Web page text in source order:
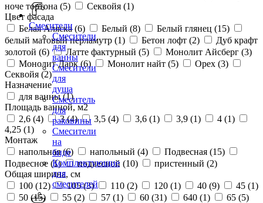
Смесители
Смесители
для
ванны
Смесители
для
душа
Смеситель
для
раковины
Смесители
на
биде
Комплектующие
для
смесителей
ноче тортона (5) Секвойя (1)
Цвет фасада
Белая Аляска (6) Белый (8) Белый глянец (15)
белый матовый перламутр (1) Бетон лофт (2)
Дуб крафт
золотой (6) Латте фактурный (5) Монолит Айсберг (3)
Монолит Дарк (6) Монолит найт (5) Орех (3)
Секвойя (2)
Назначение
для ванны (1)
Площадь ванной, м2
2,6 (4) 3 (4) 3,5 (4) 3,6 (1) 3,9 (1) 4 (1)
4,25 (1)
Монтаж
напольная (6) напольный (4) Подвесная (15)
Подвесное (1) подвесной (10) пристенный (2)
Общая ширина, см
100 (12) 105 (3) 110 (2) 120 (1) 40 (9) 45 (1)
50 (15) 55 (2) 57 (1) 60 (31) 640 (1) 65 (5)